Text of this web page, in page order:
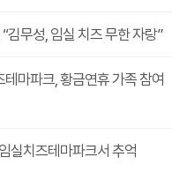
무성, 임실 치즈 무한 자랑”
마파크, 황금연휴 가족 참여
실치즈테마파크서 추억